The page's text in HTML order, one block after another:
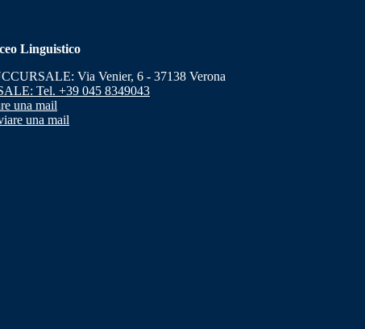
Linguistico
Via Venier, 6 - 37138 Verona
Tel. +39 045 8349043
una mail
una mail